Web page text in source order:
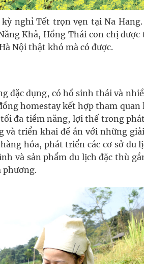
nghỉ Tết trọn vẹn tại Na Hang.
Khả, Hồng Thái con chị
Nội thật khó mà có được.
đặc dụng, có hồ sinh thái và
homestay kết hợp tham quan
đa tiềm năng, lợi thế trong
và triển khai đề án với những
hóa, phát triển các cơ sở du
và sản phẩm du lịch đặc thù
phương.